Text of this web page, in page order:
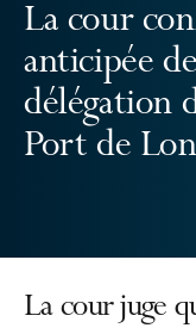
La cour
anticipée
délégation
Port de
La cour juge